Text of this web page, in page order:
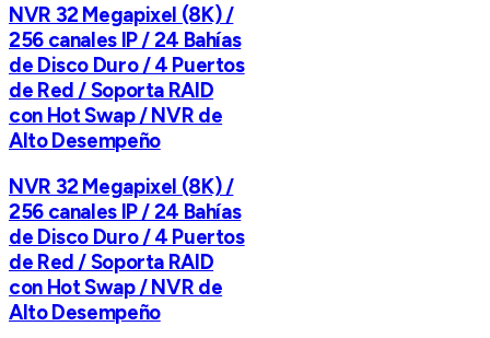
NVR 32 Megapixel (8K) /
256 canales IP / 24 Bahías
de Disco Duro / 4 Puertos
de Red / Soporta RAID
con Hot Swap / NVR de
Alto Desempeño
NVR 32 Megapixel (8K) /
256 canales IP / 24 Bahías
de Disco Duro / 4 Puertos
de Red / Soporta RAID
con Hot Swap / NVR de
Alto Desempeño